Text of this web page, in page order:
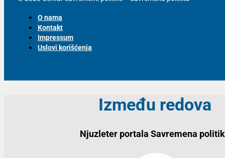
O nama
Kontakt
Impressum
Uslovi korišćenja
Između redova
Njuzleter portala Savremena